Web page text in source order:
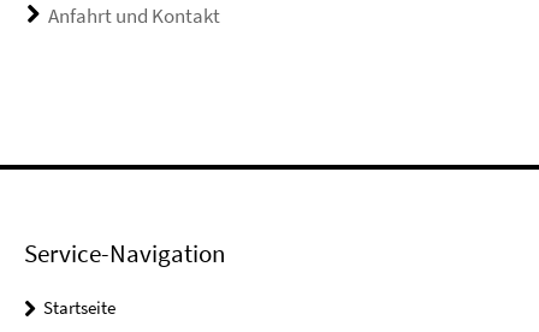
Anfahrt und Kontakt
Service-Navigation
Startseite